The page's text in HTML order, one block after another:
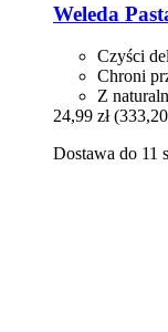
Weleda
Czyści
Chroni
Z
24,99 zł
Dostawa do 11